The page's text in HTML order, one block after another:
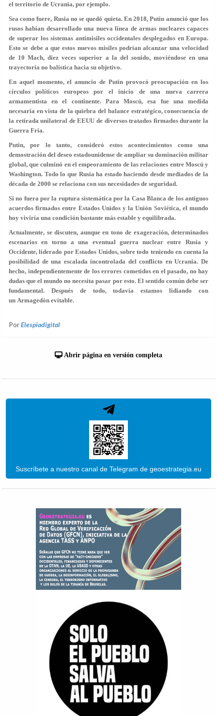
el territorio de Ucrania, por ejemplo.
Sea como fuere, Rusia no se quedó quieta. En 2018, Putin anunció que los
rusos habían desarrollado una nueva línea de armas nucleares capaces
de superar los sistemas antimisiles occidentales desplegados en Europa.
Esto se debe a que estos nuevos misiles podrían alcanzar una velocidad
de 10 Mach, diez veces superior a la del sonido, moviéndose en una
trayectoria no balística hacia su objetivo.
En aquel momento, el anuncio de Putin provocó preocupación en los
círculos políticos europeos por el inicio de una nueva carrera
armamentista en el continente. Para Moscú, esa fue una medida
necesaria en vista de la quiebra del balance estratégico, consecuencia de
la retirada unilateral de EEUU de diversos tratados firmados durante la
Guerra Fría.
Putin, por lo tanto, consideró estos acontecimientos como una
demostración del deseo estadounidense de ampliar su dominación militar
global, que culminó en el empeoramiento de las relaciones entre Moscú y
Washington. Todo lo que Rusia ha estado haciendo desde mediados de la
década de 2000 se relaciona con sus necesidades de seguridad.
Si no fuera por la ruptura sistemática por la Casa Blanca de los antiguos
acuerdos firmados entre Estados Unidos y la Unión Soviética, el mundo
hoy viviría una condición bastante más estable y equilibrada.
Actualmente, se discuten, aunque en tono de exageración, determinados
escenarios en torno a una eventual guerra nuclear entre Rusia y
Occidente, liderado por Estados Unidos, sobre todo teniendo en cuenta la
posibilidad de una escalada incontrolada del conflicto en Ucrania. De
hecho, independientemente de los errores cometidos en el pasado, no hay
dudas que el mundo no necesita pasar por esto. El sentido común debe ser
fundamental. Después de todo, todavía estamos lidiando con
un Armagedón evitable.
PorElespiadigital
Abrir página en versión completa
Suscríbete a nuestro canal de Telegram de geoestrategia.eu